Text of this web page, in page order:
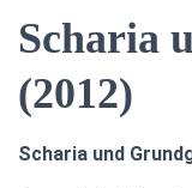
Scharia
(2012)
Scharia und